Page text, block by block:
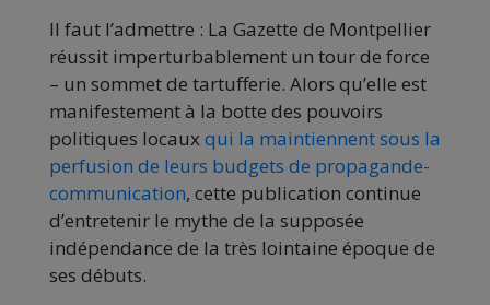
Il faut l’admettre : La Gazette de Montpellier
réussit imperturbablement un tour de force
– un sommet de tartufferie. Alors qu’elle est
manifestement à la botte des pouvoirs
politiques locauxqui la maintiennent sous la
perfusion de leurs budgets de propagande-
communication, cette publication continue
d’entretenir le mythe de la supposée
indépendance de la très lointaine époque de
ses débuts.